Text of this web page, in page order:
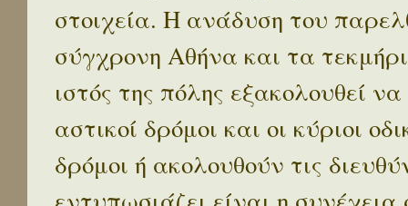
στοιχεία. Η ανάδυση του
σύγχρονη Αθήνα και τα
ιστός της πόλης εξακολουθεί
αστικοί δρόμοι και οι κύριοι
δρόμοι ή ακολουθούν τις